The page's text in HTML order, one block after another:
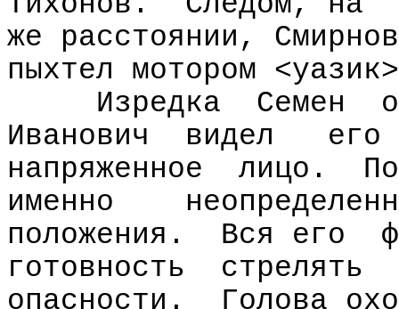
же расстоянии,
пыхтел мотором
Изредка
Семен
Иванович
видел
его
напряженное
лицо.
именно
положения.
Вся его
готовность
стрелять
опасности.
Голова